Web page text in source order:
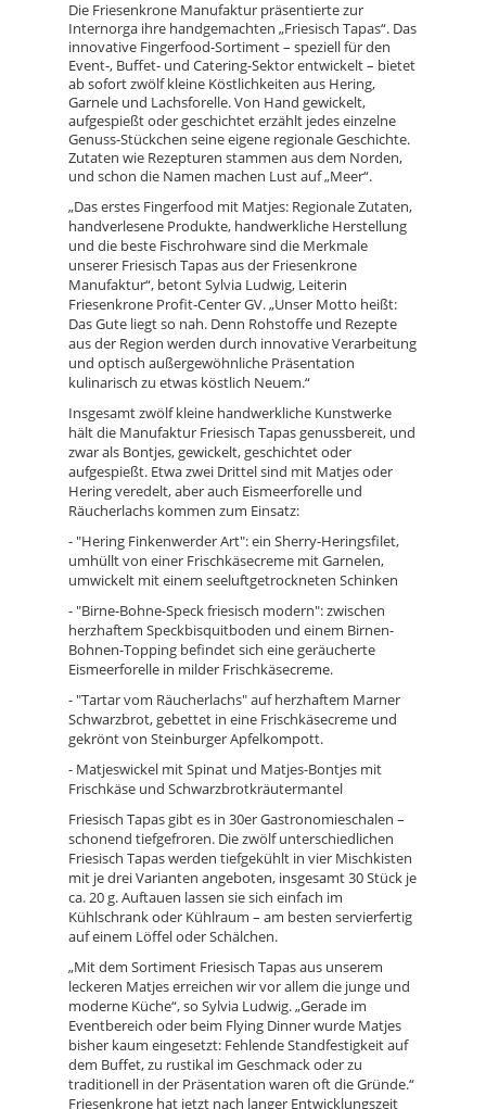
Die Friesenkrone Manufaktur präsentierte zur
Internorga ihre handgemachten „Friesisch Tapas“. Das
innovative Fingerfood-Sortiment – speziell für den
Event-, Buffet- und Catering-Sektor entwickelt – bietet
ab sofort zwölf kleine Köstlichkeiten aus Hering,
Garnele und Lachsforelle. Von Hand gewickelt,
aufgespießt oder geschichtet erzählt jedes einzelne
Genuss-Stückchen seine eigene regionale Geschichte.
Zutaten wie Rezepturen stammen aus dem Norden,
und schon die Namen machen Lust auf „Meer“.
„Das erstes Fingerfood mit Matjes: Regionale Zutaten,
handverlesene Produkte, handwerkliche Herstellung
und die beste Fischrohware sind die Merkmale
unserer Friesisch Tapas aus der Friesenkrone
Manufaktur“, betont Sylvia Ludwig, Leiterin
Friesenkrone Profit-Center GV. „Unser Motto heißt:
Das Gute liegt so nah. Denn Rohstoffe und Rezepte
aus der Region werden durch innovative Verarbeitung
und optisch außergewöhnliche Präsentation
kulinarisch zu etwas köstlich Neuem.“
Insgesamt zwölf kleine handwerkliche Kunstwerke
hält die Manufaktur Friesisch Tapas genussbereit, und
zwar als Bontjes, gewickelt, geschichtet oder
aufgespießt. Etwa zwei Drittel sind mit Matjes oder
Hering veredelt, aber auch Eismeerforelle und
Räucherlachs kommen zum Einsatz:
- "Hering Finkenwerder Art": ein Sherry-Heringsfilet,
umhüllt von einer Frischkäsecreme mit Garnelen,
umwickelt mit einem seeluftgetrockneten Schinken
- "Birne-Bohne-Speck friesisch modern": zwischen
herzhaftem Speckbisquitboden und einem Birnen-
Bohnen-Topping befindet sich eine geräucherte
Eismeerforelle in milder Frischkäsecreme.
- "Tartar vom Räucherlachs" auf herzhaftem Marner
Schwarzbrot, gebettet in eine Frischkäsecreme und
gekrönt von Steinburger Apfelkompott.
- Matjeswickel mit Spinat und Matjes-Bontjes mit
Frischkäse und Schwarzbrotkräutermantel
Friesisch Tapas gibt es in 30er Gastronomieschalen –
schonend tiefgefroren. Die zwölf unterschiedlichen
Friesisch Tapas werden tiefgekühlt in vier Mischkisten
mit je drei Varianten angeboten, insgesamt 30 Stück je
ca. 20 g. Auftauen lassen sie sich einfach im
Kühlschrank oder Kühlraum – am besten servierfertig
auf einem Löffel oder Schälchen.
„Mit dem Sortiment Friesisch Tapas aus unserem
leckeren Matjes erreichen wir vor allem die junge und
moderne Küche“, so Sylvia Ludwig. „Gerade im
Eventbereich oder beim Flying Dinner wurde Matjes
bisher kaum eingesetzt: Fehlende Standfestigkeit auf
dem Buffet, zu rustikal im Geschmack oder zu
traditionell in der Präsentation waren oft die Gründe.“
Friesenkrone hat jetzt nach langer Entwicklungszeit